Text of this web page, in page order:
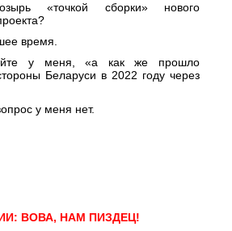
«точкой сборки» нового
время.
у меня, «а как же прошло
Беларуси в 2022 году через
у меня нет.
ВОВА, НАМ ПИЗДЕЦ!